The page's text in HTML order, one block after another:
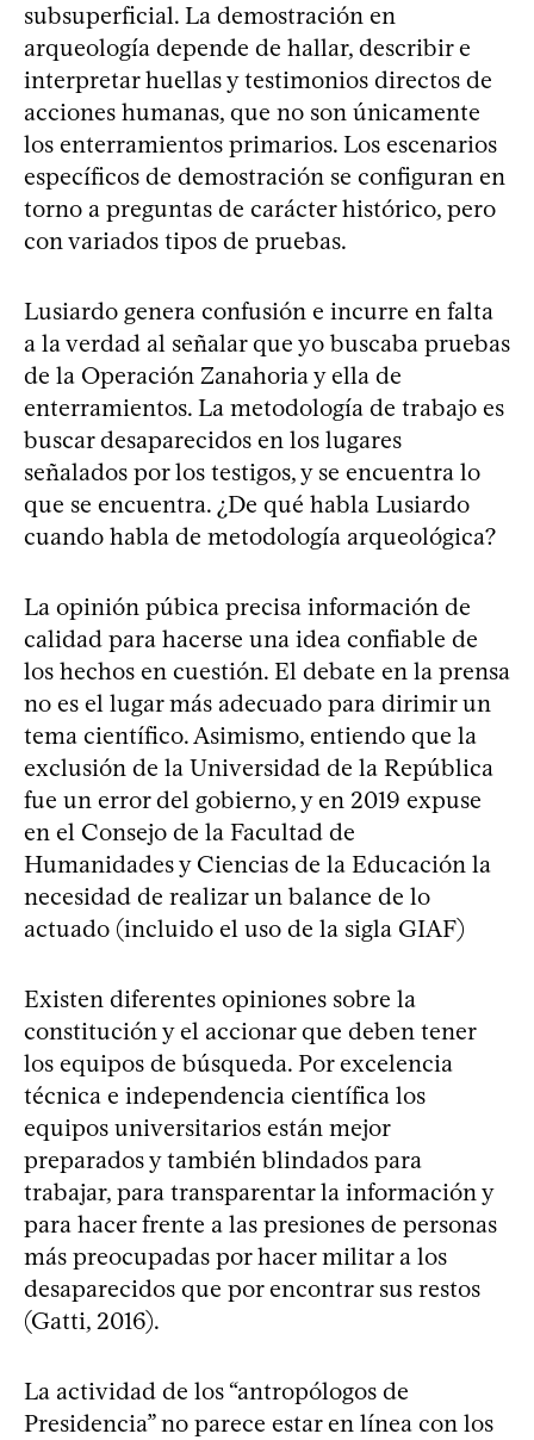
subsuperficial. La demostración en
arqueología depende de hallar, describir e
interpretar huellas y testimonios directos de
acciones humanas, que no son únicamente
los enterramientos primarios. Los escenarios
específicos de demostración se configuran en
torno a preguntas de carácter histórico, pero
con variados tipos de pruebas.
Lusiardo genera confusión e incurre en falta
a la verdad al señalar que yo buscaba pruebas
de la Operación Zanahoria y ella de
enterramientos. La metodología de trabajo es
buscar desaparecidos en los lugares
señalados por los testigos, y se encuentra lo
que se encuentra. ¿De qué habla Lusiardo
cuando habla de metodología arqueológica?
La opinión púbica precisa información de
calidad para hacerse una idea confiable de
los hechos en cuestión. El debate en la prensa
no es el lugar más adecuado para dirimir un
tema científico. Asimismo, entiendo que la
exclusión de la Universidad de la República
fue un error del gobierno, y en 2019 expuse
en el Consejo de la Facultad de
Humanidades y Ciencias de la Educación la
necesidad de realizar un balance de lo
actuado (incluido el uso de la sigla GIAF)
Existen diferentes opiniones sobre la
constitución y el accionar que deben tener
los equipos de búsqueda. Por excelencia
técnica e independencia científica los
equipos universitarios están mejor
preparados y también blindados para
trabajar, para transparentar la información y
para hacer frente a las presiones de personas
más preocupadas por hacer militar a los
desaparecidos que por encontrar sus restos
(Gatti, 2016).
La actividad de los “antropólogos de
Presidencia” no parece estar en línea con los